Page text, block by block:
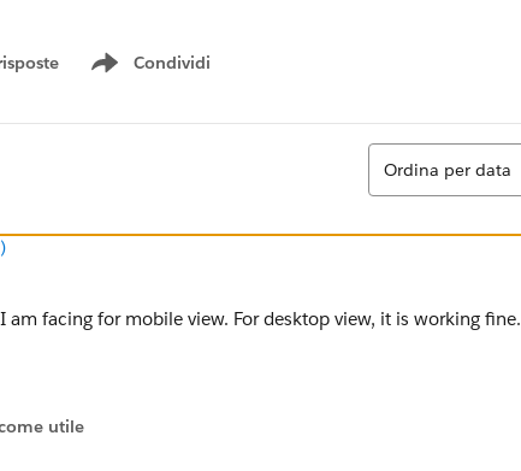
Condividi
Show menu
Ordina
Ordina per data
am facing for mobile view. For desktop view, it is working fine.
utile